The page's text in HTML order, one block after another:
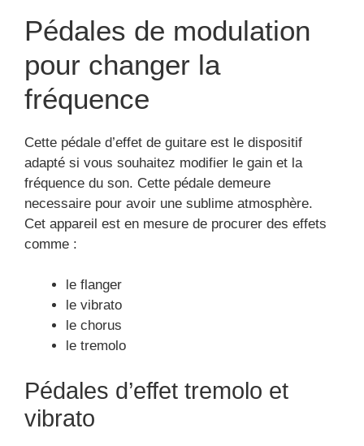
Pédales de modulation
pour changer la
fréquence
Cette pédale d’effet de guitare est le dispositif
adapté si vous souhaitez modifier le gain et la
fréquence du son. Cette pédale demeure
necessaire pour avoir une sublime atmosphère.
Cet appareil est en mesure de procurer des effets
comme :
le flanger
le vibrato
le chorus
le tremolo
Pédales d’effet tremolo et
vibrato